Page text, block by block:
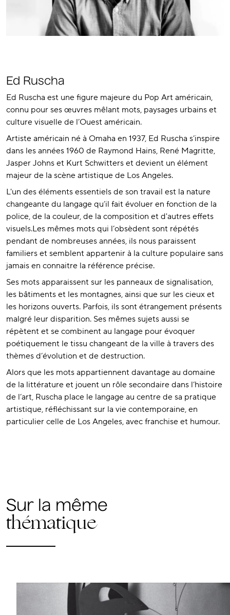
Ed Ruscha
Ed Ruscha est une figure majeure du Pop Art américain,
connu pour ses œuvres mêlant mots, paysages urbains et
culture visuelle de l’Ouest américain.
Artiste américain né à Omaha en 1937, Ed Ruscha s’inspire
dans les années 1960 de Raymond Hains, René Magritte,
Jasper Johns et Kurt Schwitters et devient un élément
majeur de la scène artistique de Los Angeles.
L'un des éléments essentiels de son travail est la nature
changeante du langage qu’il fait évoluer en fonction de la
police, de la couleur, de la composition et d'autres effets
visuels.Les mêmes mots qui l’obsèdent sont répétés
pendant de nombreuses années, ils nous paraissent
familiers et semblent appartenir à la culture populaire sans
jamais en connaitre la référence précise.
Ses mots apparaissent sur les panneaux de signalisation,
les bâtiments et les montagnes, ainsi que sur les cieux et
les horizons ouverts. Parfois, ils sont étrangement présents
malgré leur disparition. Ses mêmes sujets aussi se
répètent et se combinent au langage pour évoquer
poétiquement le tissu changeant de la ville à travers des
thèmes d’évolution et de destruction.
Alors que les mots appartiennent davantage au domaine
de la littérature et jouent un rôle secondaire dans l’histoire
de l’art, Ruscha place le langage au centre de sa pratique
artistique, réfléchissant sur la vie contemporaine, en
particulier celle de Los Angeles, avec franchise et humour.
Sur la même
thématique